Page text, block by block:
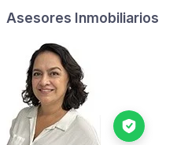
Asesores Inmobiliarios